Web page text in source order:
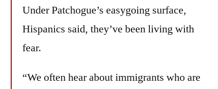
Under Patchogue’s easygoing surface,
Hispanics said, they’ve been living with
fear.
“We often hear about immigrants who are